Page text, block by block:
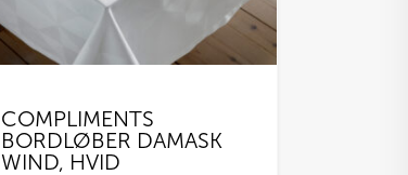
COMPLIMENTS
BORDLØBER DAMASK
WIND, HVID